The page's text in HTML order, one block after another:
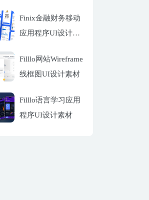
Finix金融财务移动
应用程序UI设计套
Filllo网站Wireframe
线框图UI设计素材
Filllo语言学习应用
程序UI设计素材